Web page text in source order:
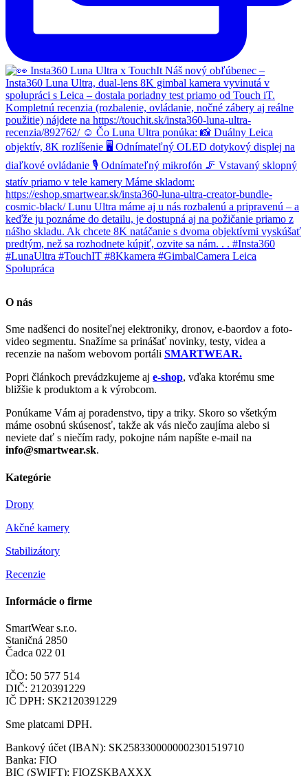
O nás
Sme nadšenci do nositeľnej elektroniky, dronov, e-baordov a foto-
video segmentu. Snažíme sa prinášať novinky, testy, videa a
recenzie na našom webovom portáli SMARTWEAR.
Popri článkoch prevádzkujeme aj e-shop, vďaka ktorému sme
bližšie k produktom a k výrobcom.
Ponúkame Vám aj poradenstvo, tipy a triky. Skoro so všetkým
máme osobnú skúsenosť, takže ak vás niečo zaujíma alebo si
neviete dať s niečím rady, pokojne nám napíšte e-mail na
info@smartwear.sk.
Kategórie
Drony
Akčné kamery
Stabilizátory
Recenzie
Informácie o firme
SmartWear s.r.o.
Staničná 2850
Čadca 022 01
IČO: 50 577 514
DIČ: 2120391229
IČ DPH: SK2120391229
Sme platcami DPH.
Bankový účet (IBAN): SK2583300000002301519710
Banka: FIO
BIC (SWIFT): FIOZSKBAXXX